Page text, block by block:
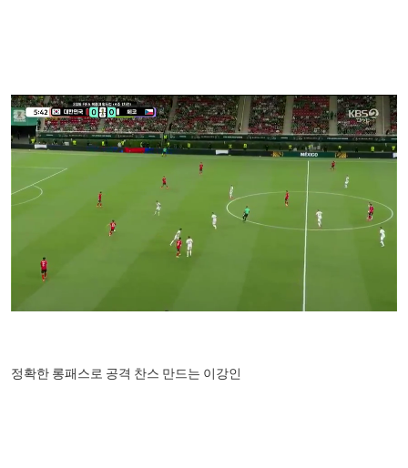
정확한 롱패스로 공격 찬스 만드는 이강인